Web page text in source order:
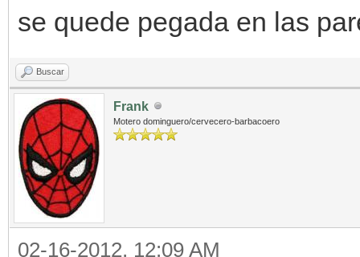
se quede pegada en las
Buscar
Frank
Motero dominguero/cervecero-barbacoero
02-16-2012, 12:09 AM